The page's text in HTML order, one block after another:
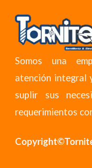
Somos una
atención integral
suplir sus
requerimientos